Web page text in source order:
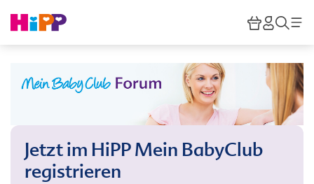
HiPP
Jetzt im HiPP Mein BabyClub
registrieren